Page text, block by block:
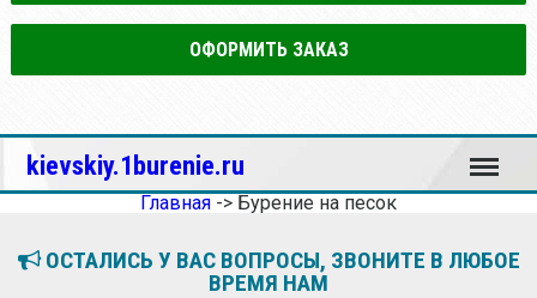
ОФОРМИТЬ ЗАКАЗ
kievskiy.1burenie.ru Меню
Главная -> Бурение на песок
ОСТАЛИСЬ У ВАС ВОПРОСЫ, ЗВОНИТЕ В ЛЮБОЕ
ВРЕМЯ НАМ